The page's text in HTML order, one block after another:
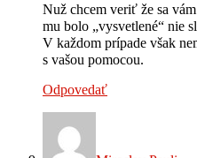
Nuž chcem veriť že sa
mu bolo „vysvetlené“ nie
V každom prípade však
s vašou pomocou.
Odpovedať